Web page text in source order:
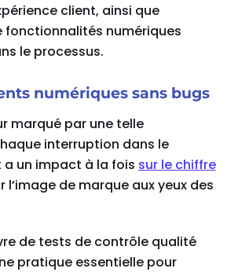
client, ainsi que
fonctionnalités numériques
le processus.
numériques sans bugs
marqué par une telle
interruption dans le
un impact à la fois sur le chiffre
l’image de marque aux yeux des
de tests de contrôle qualité
pratique essentielle pour